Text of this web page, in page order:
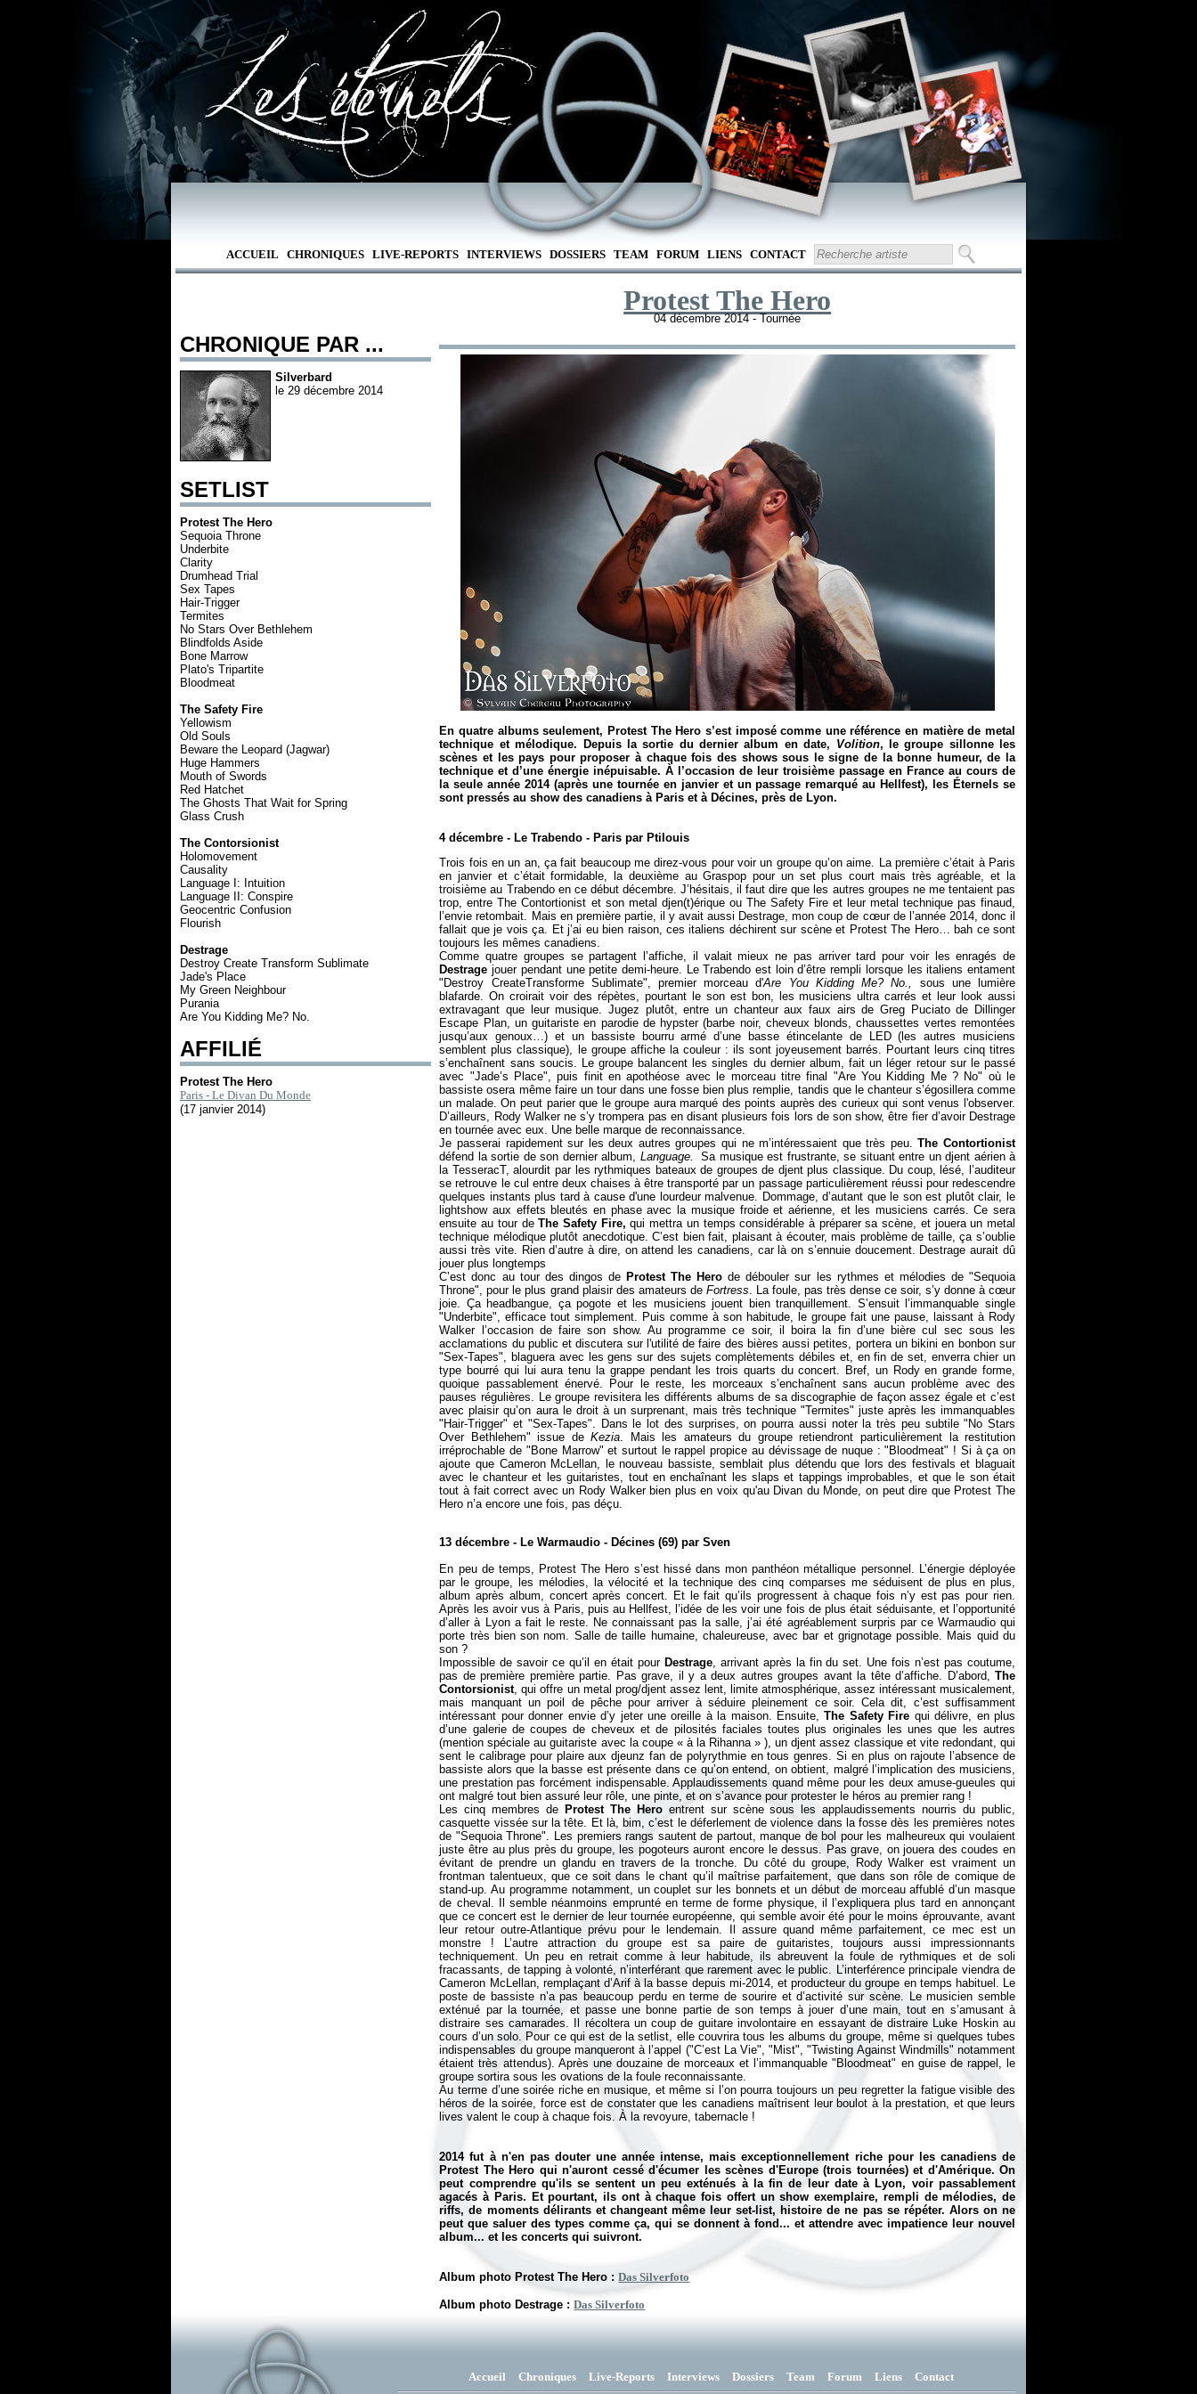
ACCUEIL CHRONIQUES LIVE-REPORTS INTERVIEWS DOSSIERS TEAM FORUM LIENS CONTACT
CHRONIQUE PAR ...
Silverbard
le 29 décembre 2014
SETLIST
Protest The Hero
Sequoia Throne
Underbite
Clarity
Drumhead Trial
Sex Tapes
Hair-Trigger
Termites
No Stars Over Bethlehem
Blindfolds Aside
Bone Marrow
Plato's Tripartite
Bloodmeat
The Safety Fire
Yellowism
Old Souls
Beware the Leopard (Jagwar)
Huge Hammers
Mouth of Swords
Red Hatchet
The Ghosts That Wait for Spring
Glass Crush
The Contorsionist
Holomovement
Causality
Language I: Intuition
Language II: Conspire
Geocentric Confusion
Flourish
Destrage
Destroy Create Transform Sublimate
Jade's Place
My Green Neighbour
Purania
Are You Kidding Me? No.
AFFILIÉ
Protest The Hero
Paris - Le Divan Du Monde
(17 janvier 2014)
Protest The Hero
04 décembre 2014 - Tournée
En quatre albums seulement, Protest The Hero s’est imposé comme une référence en matière de metal
technique et mélodique. Depuis la sortie du dernier album en date, Volition, le groupe sillonne les
scènes et les pays pour proposer à chaque fois des shows sous le signe de la bonne humeur, de la
technique et d’une énergie inépuisable. À l’occasion de leur troisième passage en France au cours de
la seule année 2014 (après une tournée en janvier et un passage remarqué au Hellfest), les Éternels se
sont pressés au show des canadiens à Paris et à Décines, près de Lyon.
4 décembre - Le Trabendo - Paris par Ptilouis
Trois fois en un an, ça fait beaucoup me direz-vous pour voir un groupe qu’on aime. La première c’était à Paris
en janvier et c’était formidable, la deuxième au Graspop pour un set plus court mais très agréable, et la
troisième au Trabendo en ce début décembre. J’hésitais, il faut dire que les autres groupes ne me tentaient pas
trop, entre The Contortionist et son metal djen(t)érique ou The Safety Fire et leur metal technique pas finaud,
l’envie retombait. Mais en première partie, il y avait aussi Destrage, mon coup de cœur de l’année 2014, donc il
fallait que je vois ça. Et j’ai eu bien raison, ces italiens déchirent sur scène et Protest The Hero… bah ce sont
toujours les mêmes canadiens.
Comme quatre groupes se partagent l’affiche, il valait mieux ne pas arriver tard pour voir les enragés de
Destrage jouer pendant une petite demi-heure. Le Trabendo est loin d’être rempli lorsque les italiens entament
"Destroy CreateTransforme Sublimate", premier morceau d'Are You Kidding Me? No.,
sous une lumière
blafarde. On croirait voir des répètes, pourtant le son est bon, les musiciens ultra carrés et leur look aussi
extravagant que leur musique. Jugez plutôt, entre un chanteur aux faux airs de Greg Puciato de Dillinger
Escape Plan, un guitariste en parodie de hypster (barbe noir, cheveux blonds, chaussettes vertes remontées
jusqu’aux genoux…) et un bassiste bourru armé d’une basse étincelante de LED (les autres musiciens
semblent plus classique), le groupe affiche la couleur : ils sont joyeusement barrés. Pourtant leurs cinq titres
s’enchaînent sans soucis. Le groupe balancent les singles du dernier album, fait un léger retour sur le passé
avec "Jade’s Place", puis finit en apothéose avec le morceau titre final "Are You Kidding Me ? No" où le
bassiste osera même faire un tour dans une fosse bien plus remplie, tandis que le chanteur s’égosillera comme
un malade. On peut parier que le groupe aura marqué des points auprès des curieux qui sont venus l'observer.
D’ailleurs, Rody Walker ne s’y trompera pas en disant plusieurs fois lors de son show, être fier d’avoir Destrage
en tournée avec eux. Une belle marque de reconnaissance.
Je passerai rapidement sur les deux autres groupes qui ne m’intéressaient que très peu.The Contortionist
défend la sortie de son dernier album, Language.
Sa musique est frustrante, se situant entre un djent aérien à
la TesseracT, alourdit par les rythmiques bateaux de groupes de djent plus classique. Du coup, lésé, l’auditeur
se retrouve le cul entre deux chaises à être transporté par un passage particulièrement réussi pour redescendre
quelques instants plus tard à cause d'une lourdeur malvenue. Dommage, d’autant que le son est plutôt clair, le
lightshow aux effets bleutés en phase avec la musique froide et aérienne, et les musiciens carrés. Ce sera
ensuite au tour deThe Safety Fire, qui mettra un temps considérable à préparer sa scène, et jouera un metal
technique mélodique plutôt anecdotique. C’est bien fait, plaisant à écouter, mais problème de taille, ça s’oublie
aussi très vite. Rien d’autre à dire, on attend les canadiens, car là on s’ennuie doucement. Destrage aurait dû
jouer plus longtemps
C’est donc au tour des dingos de Protest The Hero de débouler sur les rythmes et mélodies de "Sequoia
Throne", pour le plus grand plaisir des amateurs de Fortress. La foule, pas très dense ce soir, s’y donne à cœur
joie. Ça headbangue, ça pogote et les musiciens jouent bien tranquillement. S’ensuit l’immanquable single
"Underbite", efficace tout simplement. Puis comme à son habitude, le groupe fait une pause, laissant à Rody
Walker l’occasion de faire son show. Au programme ce soir, il boira la fin d’une bière cul sec sous les
acclamations du public et discutera sur l'utilité de faire des bières aussi petites, portera un bikini en bonbon sur
"Sex-Tapes", blaguera avec les gens sur des sujets complètements débiles et, en fin de set, enverra chier un
type bourré qui lui aura tenu la grappe pendant les trois quarts du concert. Bref, un Rody en grande forme,
quoique passablement énervé. Pour le reste, les morceaux s’enchaînent sans aucun problème avec des
pauses régulières. Le groupe revisitera les différents albums de sa discographie de façon assez égale et c’est
avec plaisir qu’on aura le droit à un surprenant, mais très technique "Termites" juste après les immanquables
"Hair-Trigger" et "Sex-Tapes". Dans le lot des surprises, on pourra aussi noter la très peu subtile "No Stars
Over Bethlehem" issue deKezia. Mais les amateurs du groupe retiendront particulièrement la restitution
irréprochable de "Bone Marrow" et surtout le rappel propice au dévissage de nuque : "Bloodmeat" ! Si à ça on
ajoute que Cameron McLellan, le nouveau bassiste, semblait plus détendu que lors des festivals et blaguait
avec le chanteur et les guitaristes, tout en enchaînant les slaps et tappings improbables, et que le son était
tout à fait correct avec un Rody Walker bien plus en voix qu'au Divan du Monde, on peut dire que Protest The
Hero n’a encore une fois, pas déçu.
13 décembre - Le Warmaudio - Décines (69) par Sven
En peu de temps, Protest The Hero s’est hissé dans mon panthéon métallique personnel. L’énergie déployée
par le groupe, les mélodies, la vélocité et la technique des cinq comparses me séduisent de plus en plus,
album après album, concert après concert. Et le fait qu’ils progressent à chaque fois n’y est pas pour rien.
Après les avoir vus à Paris, puis au Hellfest, l’idée de les voir une fois de plus était séduisante, et l’opportunité
d’aller à Lyon a fait le reste. Ne connaissant pas la salle, j’ai été agréablement surpris par ce Warmaudio qui
porte très bien son nom. Salle de taille humaine, chaleureuse, avec bar et grignotage possible. Mais quid du
son ?
Impossible de savoir ce qu’il en était pour Destrage, arrivant après la fin du set. Une fois n’est pas coutume,
pas de première première partie. Pas grave, il y a deux autres groupes avant la tête d’affiche. D’abord, The
Contorsionist, qui offre un metal prog/djent assez lent, limite atmosphérique, assez intéressant musicalement,
mais manquant un poil de pêche pour arriver à séduire pleinement ce soir. Cela dit, c’est suffisamment
intéressant pour donner envie d’y jeter une oreille à la maison. Ensuite,The Safety Fire qui délivre, en plus
d’une galerie de coupes de cheveux et de pilosités faciales toutes plus originales les unes que les autres
(mention spéciale au guitariste avec la coupe « à la Rihanna » ), un djent assez classique et vite redondant, qui
sent le calibrage pour plaire aux djeunz fan de polyrythmie en tous genres. Si en plus on rajoute l’absence de
bassiste alors que la basse est présente dans ce qu’on entend, on obtient, malgré l’implication des musiciens,
une prestation pas forcément indispensable. Applaudissements quand même pour les deux amuse-gueules qui
ont malgré tout bien assuré leur rôle, une pinte, et on s’avance pour protester le héros au premier rang !
Les cinq membres de Protest The Heroentrent sur scène sous les applaudissements nourris du public,
casquette vissée sur la tête. Et là, bim, c’est le déferlement de violence dans la fosse dès les premières notes
de "Sequoia Throne". Les premiers rangs sautent de partout, manque de bol pour les malheureux qui voulaient
juste être au plus près du groupe, les pogoteurs auront encore le dessus. Pas grave, on jouera des coudes en
évitant de prendre un glandu en travers de la tronche. Du côté du groupe, Rody Walker est vraiment un
frontman talentueux, que ce soit dans le chant qu’il maîtrise parfaitement, que dans son rôle de comique de
stand-up. Au programme notamment, un couplet sur les bonnets et un début de morceau affublé d’un masque
de cheval. Il semble néanmoins emprunté en terme de forme physique, il l’expliquera plus tard en annonçant
que ce concert est le dernier de leur tournée européenne, qui semble avoir été pour le moins éprouvante, avant
leur retour outre-Atlantique prévu pour le lendemain. Il assure quand même parfaitement, ce mec est un
monstre ! L’autre attraction du groupe est sa paire de guitaristes, toujours aussi impressionnants
techniquement. Un peu en retrait comme à leur habitude, ils abreuvent la foule de rythmiques et de soli
fracassants, de tapping à volonté, n’interférant que rarement avec le public. L’interférence principale viendra de
Cameron McLellan, remplaçant d’Arif à la basse depuis mi-2014, et producteur du groupe en temps habituel. Le
poste de bassiste n’a pas beaucoup perdu en terme de sourire et d’activité sur scène. Le musicien semble
exténué par la tournée, et passe une bonne partie de son temps à jouer d’une main, tout en s’amusant à
distraire ses camarades. Il récoltera un coup de guitare involontaire en essayant de distraire Luke Hoskin au
cours d’un solo. Pour ce qui est de la setlist, elle couvrira tous les albums du groupe, même si quelques tubes
indispensables du groupe manqueront à l’appel ("C’est La Vie", "Mist", "Twisting Against Windmills" notamment
étaient très attendus). Après une douzaine de morceaux et l’immanquable "Bloodmeat" en guise de rappel, le
groupe sortira sous les ovations de la foule reconnaissante.
Au terme d’une soirée riche en musique, et même si l’on pourra toujours un peu regretter la fatigue visible des
héros de la soirée, force est de constater que les canadiens maîtrisent leur boulot à la prestation, et que leurs
lives valent le coup à chaque fois. À la revoyure, tabernacle !
2014 fut à n'en pas douter une année intense, mais exceptionnellement riche pour les canadiens de
Protest The Hero qui n'auront cessé d'écumer les scènes d'Europe (trois tournées) et d'Amérique. On
peut comprendre qu'ils se sentent un peu exténués à la fin de leur date à Lyon, voir passablement
agacés à Paris. Et pourtant, ils ont à chaque fois offert un show exemplaire, rempli de mélodies, de
riffs, de moments délirants et changeant même leur set-list, histoire de ne pas se répéter. Alors on ne
peut que saluer des types comme ça, qui se donnent à fond... et attendre avec impatience leur nouvel
album... et les concerts qui suivront.
Album photo Protest The Hero :Das Silverfoto
Album photo Destrage :Das Silverfoto
Accueil Chroniques Live-Reports Interviews Dossiers Team Forum Liens Contact